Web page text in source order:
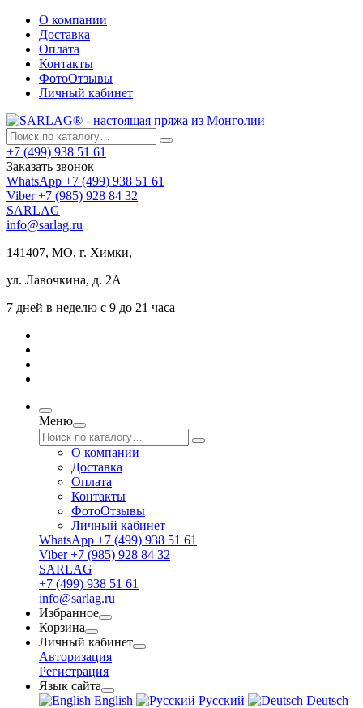
О компании
Доставка
Оплата
Контакты
ФотоОтзывы
Личный кабинет
+7 (499) 938 51 61
Заказать звонок
WhatsApp +7 (499) 938 51 61
Viber +7 (985) 928 84 32
SARLAG
info@sarlag.ru
141407, МО, г. Химки,
ул. Лавочкина, д. 2А
7 дней в неделю с 9 до 21 часа
Меню
О компании
Доставка
Оплата
Контакты
ФотоОтзывы
Личный кабинет
WhatsApp +7 (499) 938 51 61
Viber +7 (985) 928 84 32
SARLAG
+7 (499) 938 51 61
info@sarlag.ru
Избранное
Корзина
Личный кабинет
Авторизация
Регистрация
Язык сайта
English
Русский
Deutsch